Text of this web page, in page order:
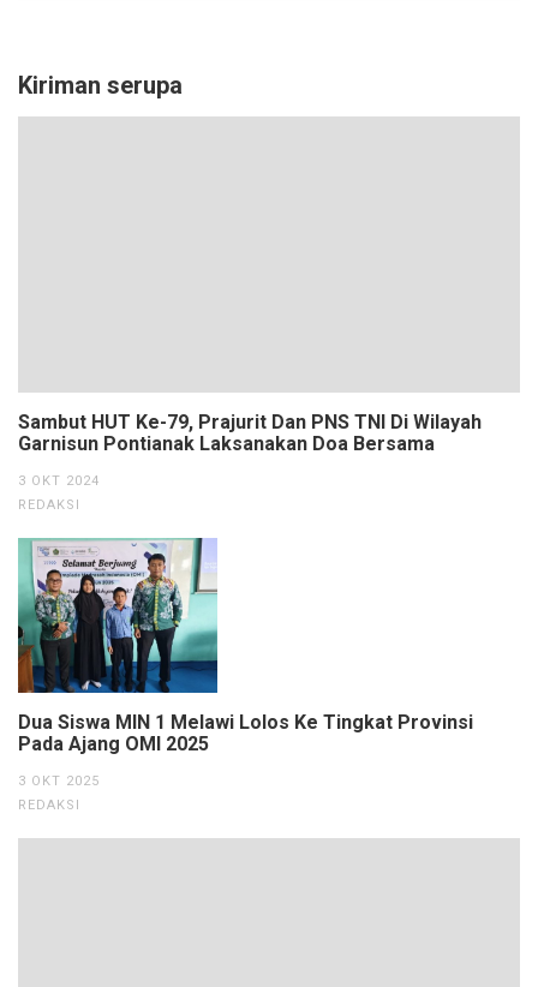
Kiriman serupa
Sambut HUT Ke-79, Prajurit Dan PNS TNI Di Wilayah
Garnisun Pontianak Laksanakan Doa Bersama
3 OKT 2024
REDAKSI
Dua Siswa MIN 1 Melawi Lolos Ke Tingkat Provinsi
Pada Ajang OMI 2025
3 OKT 2025
REDAKSI